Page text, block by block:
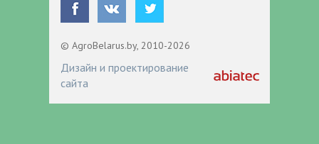
© AgroBelarus.by, 2010-2026
Дизайн и проектирование
сайта